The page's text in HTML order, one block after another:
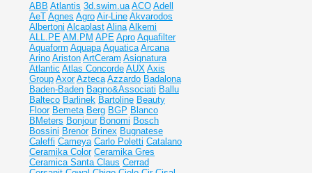
ABB Atlantis 3d.swim.ua ACO Adell
AeT Agnes Agro Air-Line Akvarodos
Albertoni Alcaplast Alina Alkemi
ALL.PE AM.PM APE Apro Aquafilter
Aquaform Aquapa Aquatica Arcana
Arino Ariston ArtCeram Asignatura
Atlantic Atlas Concorde AUX Axis
Group Axor Azteca Azzardo Badalona
Baden-Baden Bagno&Associati Ballu
Balteco Barlinek Bartoline Beauty
Floor Bemeta Berg BGP Blanco
BMeters Bonjour Bonomi Bosch
Bossini Brenor Brinex Bugnatese
Caleffi Cameya Carlo Poletti Catalano
Ceramika Color Ceramika Gres
Ceramiсa Santa Claus Cerrad